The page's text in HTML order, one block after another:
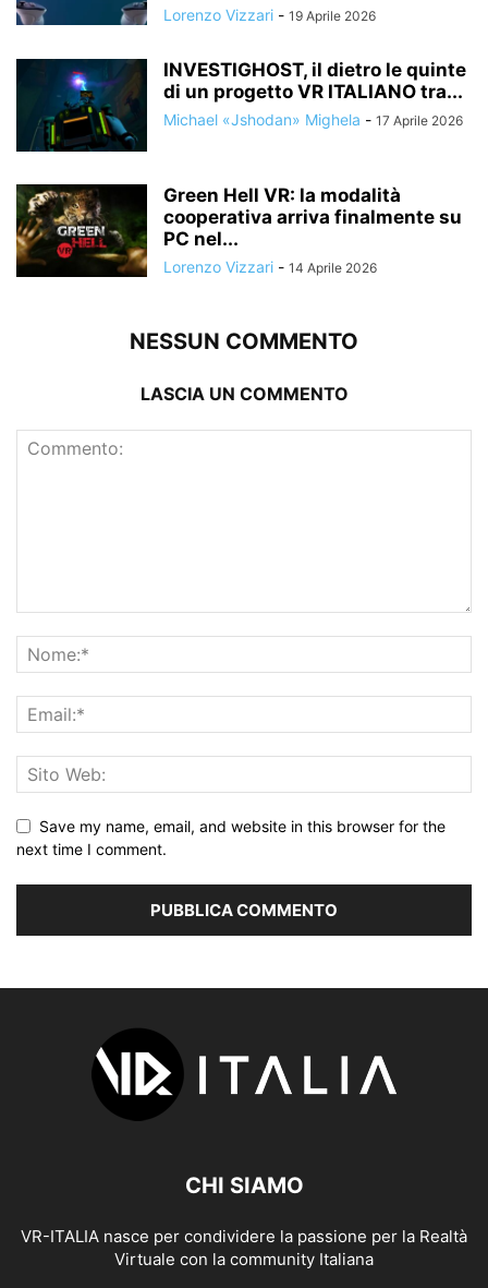
Lorenzo Vizzari - 19 Aprile 2026
INVESTIGHOST, il dietro le quinte
di un progetto VR ITALIANO tra...
Michael «Jshodan» Mighela - 17 Aprile 2026
Green Hell VR: la modalità
cooperativa arriva finalmente su
PC nel...
Lorenzo Vizzari - 14 Aprile 2026
NESSUN COMMENTO
LASCIA UN COMMENTO
Save my name, email, and website in this browser for the
next time I comment.
CHI SIAMO
VR-ITALIA nasce per condividere la passione per la Realtà
Virtuale con la community Italiana